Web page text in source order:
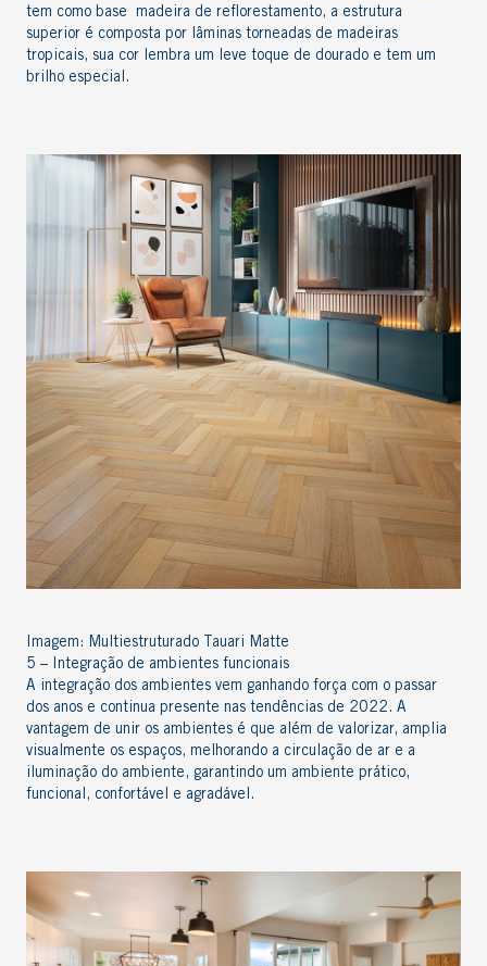
tem como base madeira de reflorestamento, a estrutura
superior é composta por lâminas torneadas de madeiras
tropicais, sua cor lembra um leve toque de dourado e tem um
brilho especial.
Imagem: Multiestruturado Tauari Matte
5 – Integração de ambientes funcionais
A integração dos ambientes vem ganhando força com o passar
dos anos e continua presente nas tendências de 2022. A
vantagem de unir os ambientes é que além de valorizar, amplia
visualmente os espaços, melhorando a circulação de ar e a
iluminação do ambiente, garantindo um ambiente prático,
funcional, confortável e agradável.